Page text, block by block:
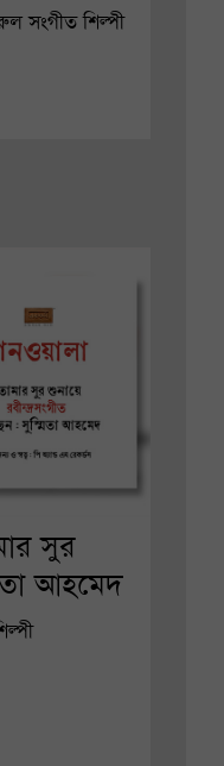
সংগীত শিল্পী
সুর
আহমেদ